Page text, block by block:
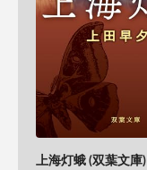
上海灯蛾 (双葉文庫)